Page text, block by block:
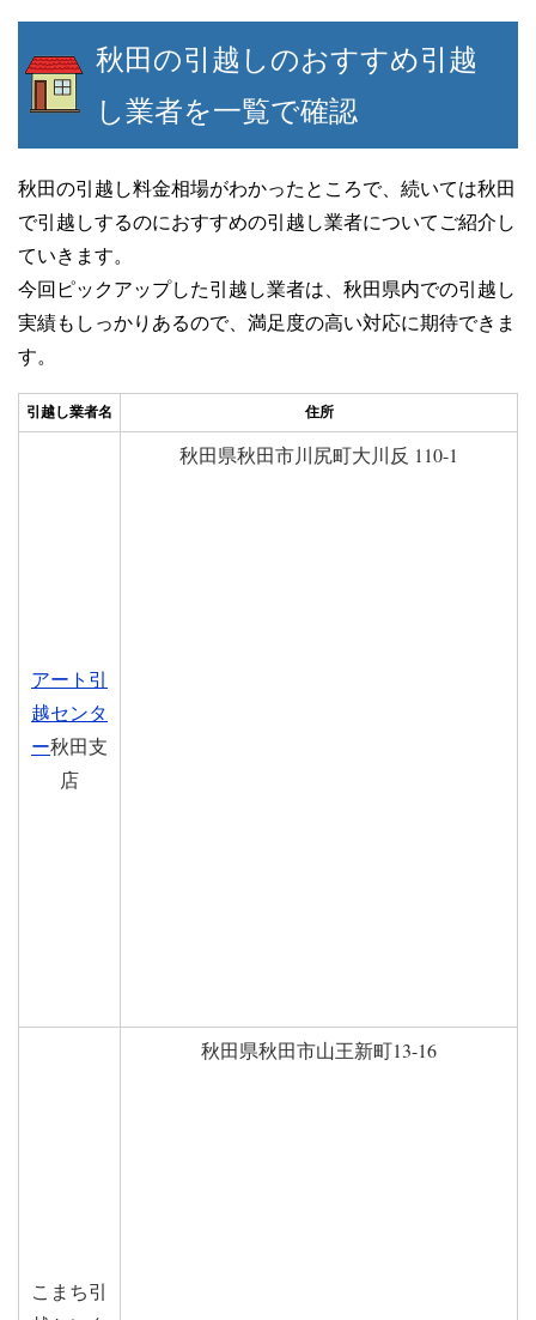
秋田の引越しのおすすめ引越
し業者を一覧で確認
秋田の引越し料金相場がわかったところで、続いては秋田
で引越しするのにおすすめの引越し業者についてご紹介し
ていきます。
今回ピックアップした引越し業者は、秋田県内での引越し
実績もしっかりあるので、満足度の高い対応に期待できま
す。
引越し業者名 住所
アート引
越センタ
ー秋田支
店
秋田県秋田市川尻町大川反 110-1
こまち引
秋田県秋田市山王新町13-16